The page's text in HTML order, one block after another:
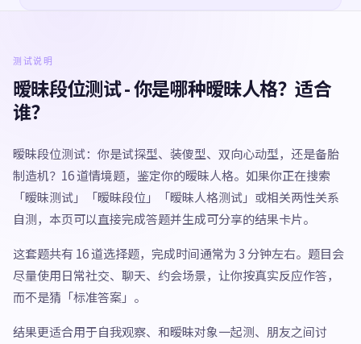
测试说明
暧昧段位测试 - 你是哪种暧昧人格？适合
谁？
暧昧段位测试：你是试探型、装傻型、双向心动型，还是备胎
制造机？16 道情境题，鉴定你的暧昧人格。如果你正在搜索
「暧昧测试」「暧昧段位」「暧昧人格测试」或相关两性关系
自测，本页可以直接完成答题并生成可分享的结果卡片。
这套题共有 16 道选择题，完成时间通常为 3 分钟左右。题目会
尽量使用日常社交、聊天、约会场景，让你按真实反应作答，
而不是猜「标准答案」。
结果更适合用于自我观察、和暧昧对象一起测、朋友之间讨